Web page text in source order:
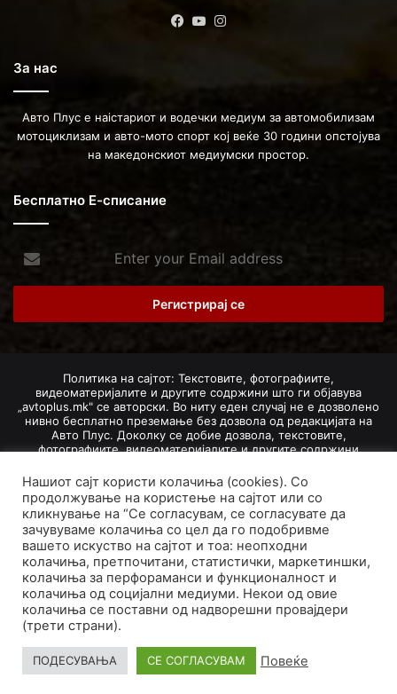
Facebook
YouTube
За нас
Авто Плус е наістариот и водечки медиум за автомобилизам
мотоциклизам и авто-мото спорт кој веќе 30 години опстојува
на македонскиот медиумски простор.
Бесплатно Е-списание
your
Email
Политика на сајтот: Текстовите, фотографиите,
видеоматеријалите и другите содржини што ги објавува
„avtoplus.mk" се авторски. Во ниту еден случај не е дозволено
нивно бесплатно преземање без дозвола од редакцијата на
Авто Плус. Доколку се добие дозвола, текстовите,
фотографиите, видеоматеријалите и другите содржини
изворот и авторот со вметнување на директна интернет-врска
(линк) до оригиналната содржина на „avtoplus.mk". При
добивање на одобрување од редакцијата за превземање на
текст, може да се превземе само дел од новинарско дело
насловот, придружната фотографија (односно насловната
фотографија) и воведниот дел на текстот, познат како „лид".
Преземање содржини од „avtoplus.mk" надвор од овие услови
не е дозволено и подложи на санкционирање согласно
Законот за авторски и сродни права.
Developed by PROCESS IN. Hosted byGoHost.
Политика за приватност
Политика на колачиња
Нашиот сајт користи колачиња (cookies). Со
продолжување на користење на сајтот или со
кликнување на “Се согласувам, се согласувате да
зачувуваме колачиња со цел да го подобривме
вашето искуство на сајтот и тоа: неопходни
колачиња, претпочитани, статистички, маркетиншки,
колачиња за перфораманси и функционалност и
колачиња од социјални медиуми. Некои од овие
колачиња се поставни од надворешни провајдери
(трети страни).
ПОДЕСУВАЊА СЕ СОГЛАСУВАМ Повеќе